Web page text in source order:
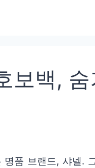
보백,
품 브랜드, 샤넬.